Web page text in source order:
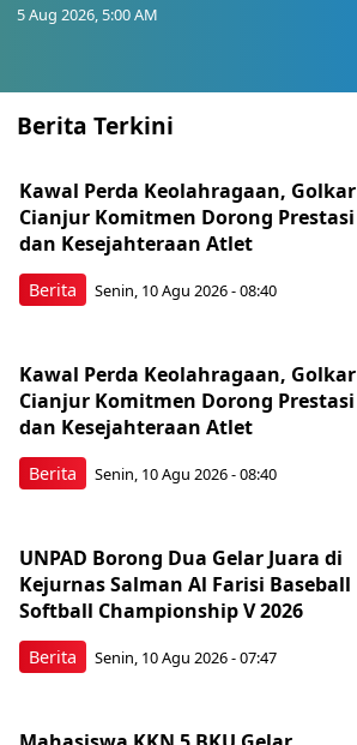
5 Aug 2026, 5:00 AM
Berita Terkini
Berita
Kawal Perda Keolahragaan, Golkar
Cianjur Komitmen Dorong Prestasi
dan Kesejahteraan Atlet
Senin, 10 Agu 2026 - 08:40
Berita
Kawal Perda Keolahragaan, Golkar
Cianjur Komitmen Dorong Prestasi
dan Kesejahteraan Atlet
Senin, 10 Agu 2026 - 08:40
Berita
UNPAD Borong Dua Gelar Juara di
Kejurnas Salman Al Farisi Baseball
Softball Championship V 2026
Senin, 10 Agu 2026 - 07:47